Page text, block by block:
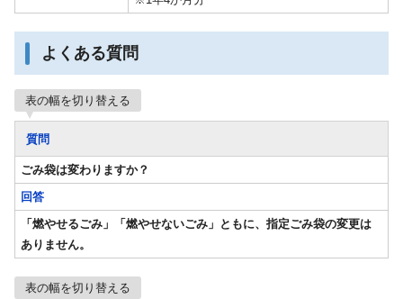
よくある質問
表の幅を切り替える
質問
ごみ袋は変わりますか？
回答
「燃やせるごみ」「燃やせないごみ」ともに、指定ごみ袋の変更は
ありません。
表の幅を切り替える